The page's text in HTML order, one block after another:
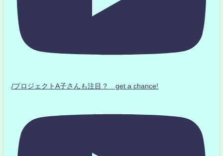
/プロジェクトA子さんも注目？ get a chance!